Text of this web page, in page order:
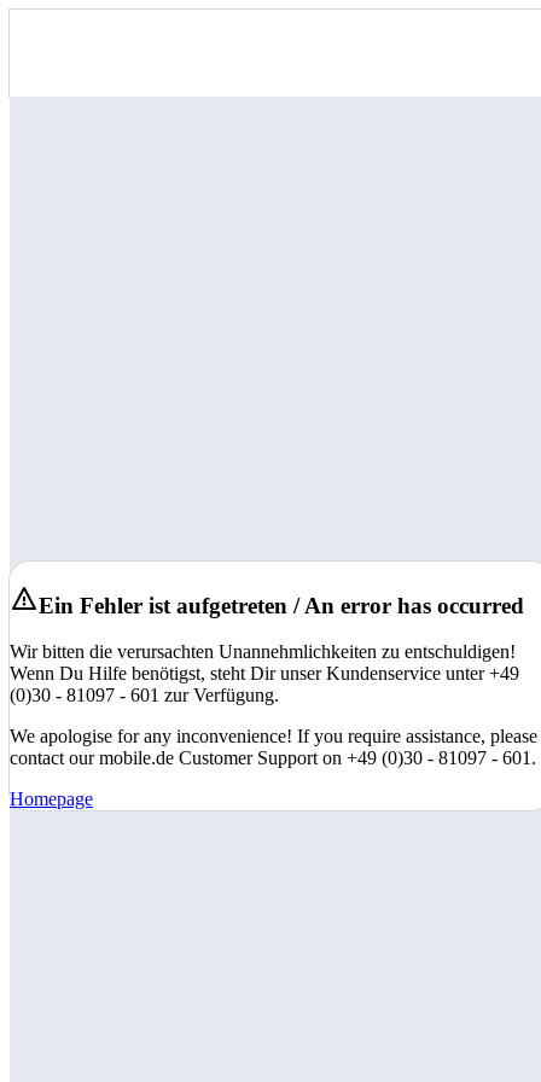
Ein Fehler ist aufgetreten / An error has occurred
Wir bitten die verursachten Unannehmlichkeiten zu entschuldigen!
Wenn Du Hilfe benötigst, steht Dir unser Kundenservice unter +49
(0)30 - 81097 - 601 zur Verfügung.
We apologise for any inconvenience! If you require assistance, please
contact our mobile.de Customer Support on +49 (0)30 - 81097 - 601.
Homepage